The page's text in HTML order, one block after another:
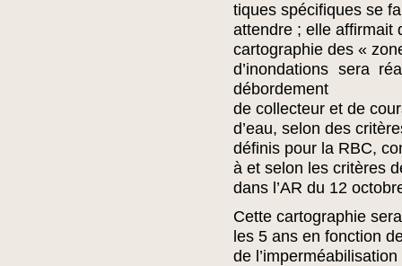
tiques spécifiques se
attendre ; elle affirmait
cartographie des «
d’inondations sera
débordement
de collecteur et de
d’eau, selon des
définis pour la RBC,
à et selon les critères
dans l’AR du 12
Cette cartographie
les 5 ans en fonction
de l’imperméabilisation